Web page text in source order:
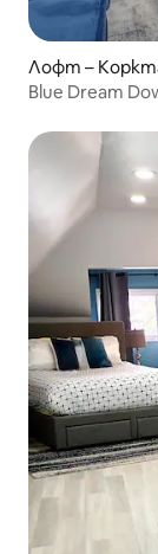
Лофт –
Blue Dream